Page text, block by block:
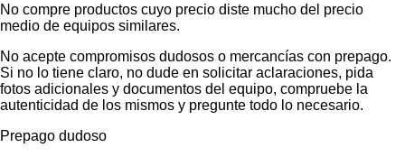
No compre productos cuyo precio diste mucho del precio
medio de equipos similares.
No acepte compromisos dudosos o mercancías con prepago.
Si no lo tiene claro, no dude en solicitar aclaraciones, pida
fotos adicionales y documentos del equipo, compruebe la
autenticidad de los mismos y pregunte todo lo necesario.
Prepago dudoso